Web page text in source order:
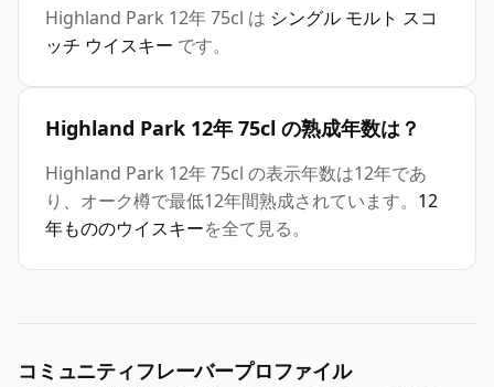
Highland Park 12年 75cl は シングル モルト スコ
ッチ ウイスキー です。
Highland Park 12年 75cl の熟成年数は？
Highland Park 12年 75cl の表示年数は12年であ
り、オーク樽で最低12年間熟成されています。 12
年もののウイスキーを全て見る。
コミュニティフレーバープロファイル